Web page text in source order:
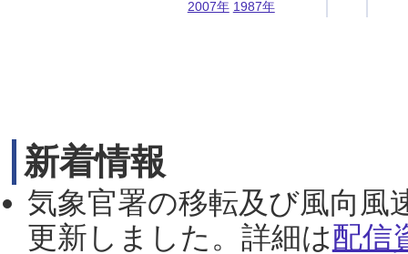
2007年 1987年
新着情報
気象官署の移転及び風向風
更新しました。詳細は配信